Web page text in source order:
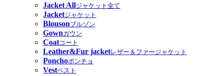
Jacket Allジャケット全て
Jacketジャケット
Blousonブルゾン
Gownガウン
Coatコート
Leather&Fur jacketレザー＆ファージャケット
Ponchoポンチョ
Vestベスト